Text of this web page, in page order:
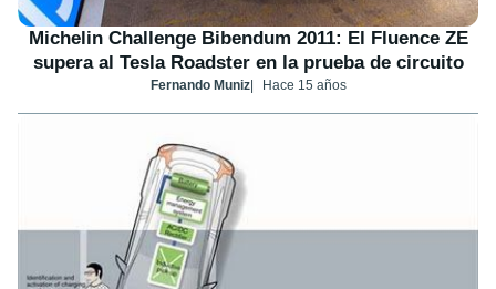
Michelin Challenge Bibendum 2011: El Fluence ZE
supera al Tesla Roadster en la prueba de circuito
Fernando Muniz Hace 15 años